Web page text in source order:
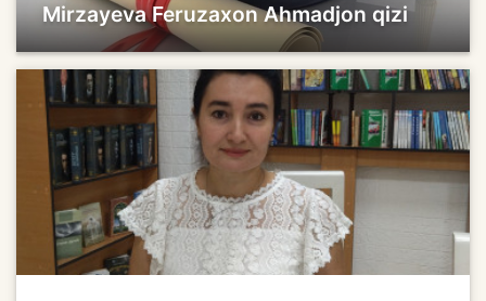
Mirzayeva Feruzaxon Ahmadjon qizi